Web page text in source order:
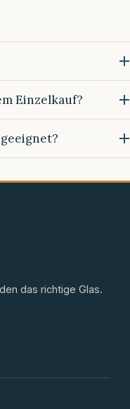
Einzelkauf?
das richtige Glas.